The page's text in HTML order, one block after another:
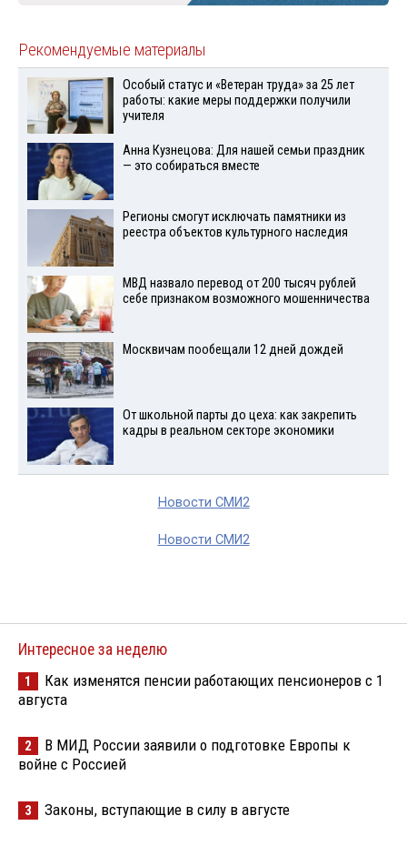
Рекомендуемые материалы
Особый статус и «Ветеран труда» за 25 лет
работы: какие меры поддержки получили
учителя
Анна Кузнецова: Для нашей семьи праздник
— это собираться вместе
Регионы смогут исключать памятники из
реестра объектов культурного наследия
МВД назвало перевод от 200 тысяч рублей
себе признаком возможного мошенничества
Москвичам пообещали 12 дней дождей
От школьной парты до цеха: как закрепить
кадры в реальном секторе экономики
Новости СМИ2
Новости СМИ2
Интересное за неделю
1
Как изменятся пенсии работающих пенсионеров с 1
августа
2
В МИД России заявили о подготовке Европы к
войне с Россией
3 Законы, вступающие в силу в августе